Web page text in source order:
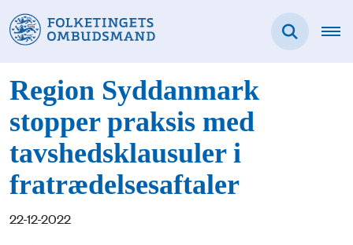
Region Syddanmark
stopper praksis med
tavshedsklausuler i
fratrædelsesaftaler
22-12-2022